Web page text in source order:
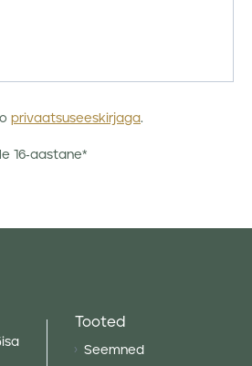
privaatsuseeskirjaga.
16-aastane*
Tooted
Seemned